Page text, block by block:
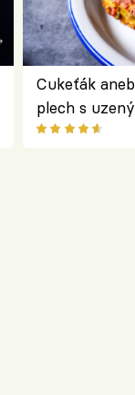
Cukeťák
plech s
způsob, jak